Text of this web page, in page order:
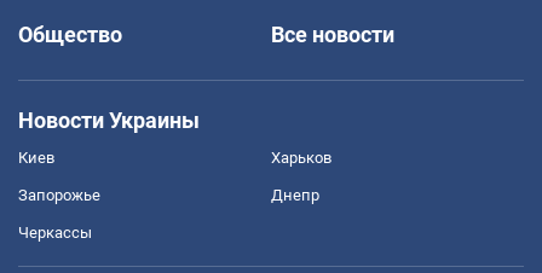
Общество
Все новости
Новости Украины
Киев Харьков
Запорожье Днепр
Черкассы